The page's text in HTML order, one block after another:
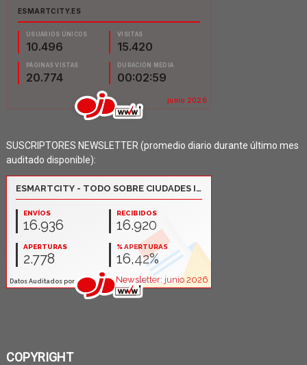
SUSCRIPTORES NEWSLETTER (promedio diario durante último mes
auditado disponible):
COPYRIGHT